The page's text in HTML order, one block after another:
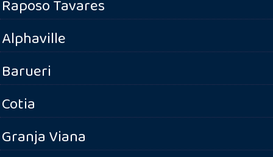
Raposo Tavares
Alphaville
Barueri
Cotia
Granja Viana